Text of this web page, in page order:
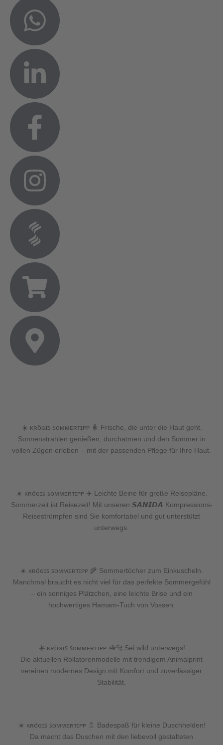
☀️ ᴋʀöɢɪꜱ ꜱᴏᴍᴍᴇʀᴛɪᴘᴘ 🧴 Frische, die unter die Haut geht.
Sonnenstrahlen genießen, durchatmen und den Sommer in
vollen Zügen erleben – mit der passenden Pflege für Ihre Haut.
☀️ ᴋʀöɢɪꜱ ꜱᴏᴍᴍᴇʀᴛɪᴘᴘ ✈️ Leichte Beine für große Reisepläne.
Sommerzeit ist Reisezeit! Mit unseren 𝙎𝘼𝙉𝙄𝘿𝘼 Kompressions-
Reisestrümpfen sind Sie komfortabel und gut unterstützt
unterwegs.
☀️ ᴋʀöɢɪꜱ ꜱᴏᴍᴍᴇʀᴛɪᴘᴘ 🌾 Sommertücher zum Einkuscheln.
Manchmal braucht es nicht viel für das perfekte Sommergefühl
– ein sonniges Plätzchen, eine leichte Brise und ein
hochwertiges Hamam-Tuch von Vossen.
☀️ ᴋʀöɢɪꜱ ꜱᴏᴍᴍᴇʀᴛɪᴘᴘ 🦓🐆 Sei wild unterwegs!
Die aktuellen Rollatorenmodelle mit trendigem Animalprint
vereinen modernes Design mit Komfort und zuverlässiger
Stabilität.
☀️ ᴋʀöɢɪꜱ ꜱᴏᴍᴍᴇʀᴛɪᴘᴘ 🚿 Badespaß für kleine Duschhelden!
Da macht das Duschen mit den liebevoll gestalteten